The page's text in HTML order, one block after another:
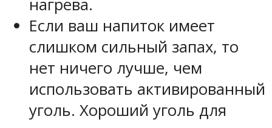
нагрева.
Если ваш напиток имеет
слишком сильный запах, то
нет ничего лучше, чем
использовать активированный
уголь. Хороший уголь для